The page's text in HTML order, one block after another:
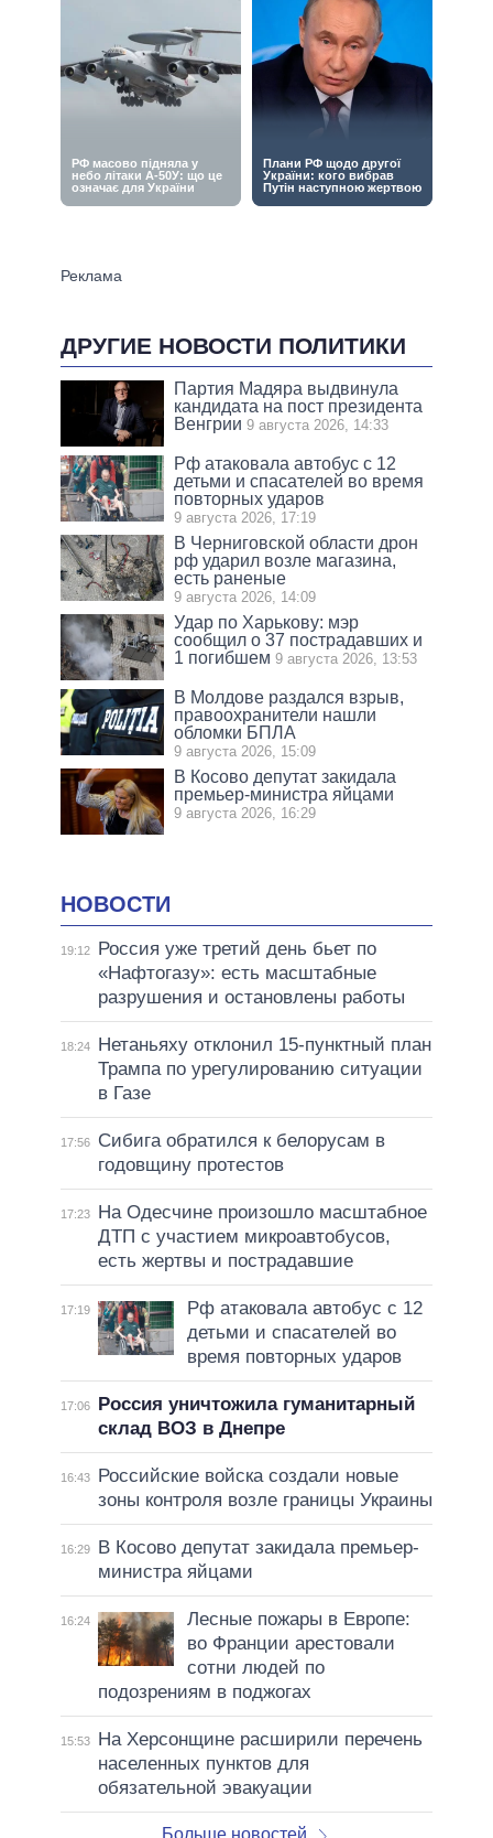
ДРУГИЕ НОВОСТИ ПОЛИТИКИ
Партия Мадяра выдвинула
кандидата на пост президента
Венгрии 9 августа 2026, 14:33
Рф атаковала автобус с 12
детьми и спасателей во время
повторных ударов
9 августа 2026, 17:19
В Черниговской области дрон
рф ударил возле магазина,
есть раненые
9 августа 2026, 14:09
Удар по Харькову: мэр
сообщил о 37 пострадавших и
1 погибшем 9 августа 2026, 13:53
В Молдове раздался взрыв,
правоохранители нашли
обломки БПЛА
9 августа 2026, 15:09
В Косово депутат закидала
премьер-министра яйцами
9 августа 2026, 16:29
НОВОСТИ
19:12
Россия уже третий день бьет по
«Нафтогазу»: есть масштабные
разрушения и остановлены работы
18:24
Нетаньяху отклонил 15-пунктный план
Трампа по урегулированию ситуации
в Газе
17:56
Сибига обратился к белорусам в
годовщину протестов
17:23
На Одесчине произошло масштабное
ДТП с участием микроавтобусов,
есть жертвы и пострадавшие
17:19
Рф атаковала автобус с 12
детьми и спасателей во
время повторных ударов
17:06
Россия уничтожила гуманитарный
склад ВОЗ в Днепре
16:43
Российские войска создали новые
зоны контроля возле границы Украины
16:29
В Косово депутат закидала премьер-
министра яйцами
16:24
Лесные пожары в Европе:
во Франции арестовали
сотни людей по
подозрениям в поджогах
15:53
На Херсонщине расширили перечень
населенных пунктов для
обязательной эвакуации